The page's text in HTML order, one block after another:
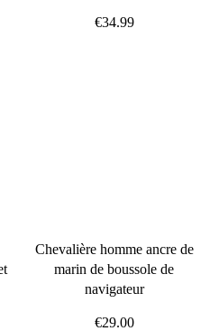
€34.99
Chevalière homme ancre de
marin de boussole de
navigateur
€29.00